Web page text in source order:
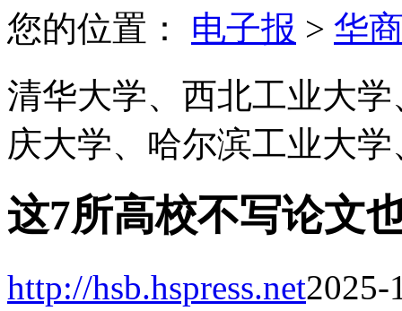
您的位置： 电子报 > 华
清华大学、西北工业大
庆大学、哈尔滨工业大
这7所高校不写论文
http://hsb.hspress.net2025-